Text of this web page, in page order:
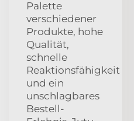
Palette
verschiedener
Produkte, hohe
Qualität,
schnelle
Reaktionsfähigkeit
und ein
unschlagbares
Bestell-